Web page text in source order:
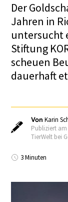
Der
Jahren in
untersucht
Stiftung
scheuen
dauerhaft
VonKarin
Publiziert am
TierWelt bei
3 Minuten